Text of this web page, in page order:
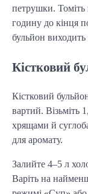
петрушки. Томіть
годину до кінця
бульйон
Кістковий
Кістковий
вартий. Візьміть
хрящами й
для аромату.
Залийте 4–5 л
Варіть на